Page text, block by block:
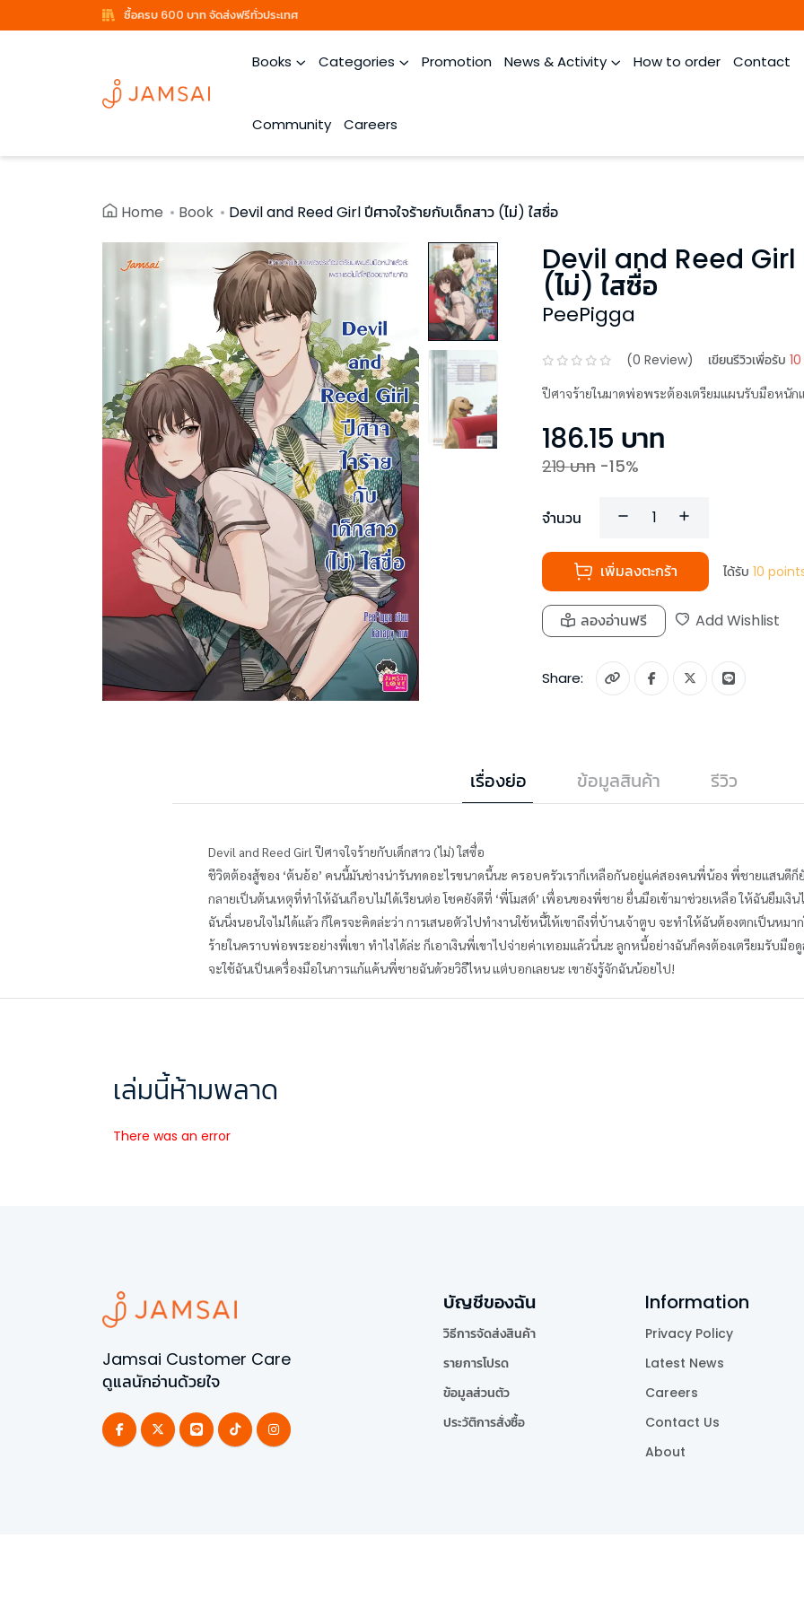
ซื้อครบ 600 บาท จัดส่งฟรีทั่วประเทศ
Books Categories Promotion News & Activity How to order Contact
Community Careers
Home Book Devil and Reed Girl ปีศาจใจร้ายกับเด็กสาว (ไม่) ใสซื่อ
Devil and Reed Girl
(ไม่) ใสซื่อ
PeePigga
(0 Review) เขียนรีวิวเพื่อรับ
ปีศาจร้ายในมาดพ่อพระต้องเตรียมแผนรับมือหนักแ
186.15 บาท
219บาท -15%
จำนวน
เพิ่มลงตะกร้า ได้รับ 10
ลองอ่านฟรี Add Wishlist
Share:
เรื่องย่อ ข้อมูลสินค้า รีวิว
Devil and Reed Girl ปีศาจใจร้ายกับเด็กสาว (ไม่) ใสซื่อ
ชีวิตต้องสู้ของ ‘ต้นอ้อ’ คนนี้มันช่างน่ารันทดอะไรขนาดนี้นะ ครอบครัวเราก็เหลือกันอยู่แค่สองคนพี่น้อง พี่ชายแสนดีก็
กลายเป็นต้นเหตุที่ทำให้ฉันเกือบไม่ได้เรียนต่อ โชคยังดีที่ ‘พี่โมสต์’ เพื่อนของพี่ชาย ยื่นมือเข้ามาช่วยเหลือ ให้ฉันยืมเ
ฉันนิ่งนอนใจไม่ได้แล้ว ก็ใครจะคิดล่ะว่า การเสนอตัวไปทำงานใช้หนี้ให้เขาถึงที่บ้านเจ้าตูบ จะทำให้ฉันต้องตกเป็นหม
ร้ายในคราบพ่อพระอย่างพี่เขา ทำไงได้ล่ะ ก็เอาเงินพี่เขาไปจ่ายค่าเทอมแล้วนี่นะ ลูกหนี้อย่างฉันก็คงต้องเตรียมรับมือ
จะใช้ฉันเป็นเครื่องมือในการแก้แค้นพี่ชายฉันด้วยวิธีไหน แต่บอกเลยนะ เขายังรู้จักฉันน้อยไป!
เล่มนี้ห้ามพลาด
There was an error
Jamsai Customer Care
ดูแลนักอ่านด้วยใจ
บัญชีของฉัน
วิธีการจัดส่งสินค้า
รายการโปรด
ข้อมูลส่วนตัว
ประวัติการสั่งซื้อ
Information
Privacy Policy
Latest News
Careers
Contact Us
About